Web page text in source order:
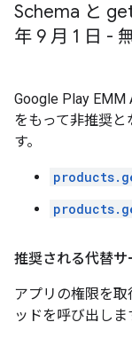
Schema と
年 9 月 1 日 -
Google Play EMM
をもって非推奨と
す。
推奨される代替サ
アプリの権限を
ッドを呼び出しま